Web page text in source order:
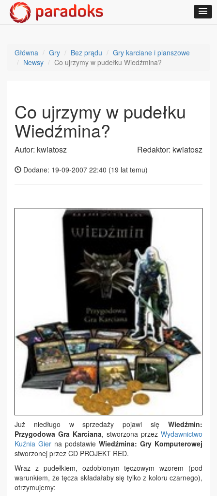
Główna Gry Bez prądu
Gry karciane i planszowe
Newsy
Co ujrzymy w pudełku Wiedźmina?
Co ujrzymy w pudełku
Wiedźmina?
Autor: kwiatosz Redaktor: kwiatosz
Dodane: 19-09-2007 22:40 (19 lat temu)
Już niedługo w sprzedaży pojawi się Wiedźmin:
Przygodowa Gra Karciana, stworzona przez Wydawnictwo
Kuźnia Gier na podstawie Wiedźmina: Gry Komputerowej
stworzonej przez CD PROJEKT RED.
Wraz z pudełkiem, ozdobionym tęczowym wzorem (pod
warunkiem, że tęcza składałaby się tylko z koloru czarnego),
otrzymujemy: